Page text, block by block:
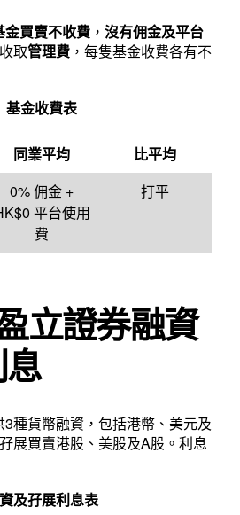
金買賣不收費 ， 沒有佣金及平台
取管理費 ，每隻基金收費各有不
基金收費表
同業平均
比平均
0% 佣金 +
平台使用
費
打平
立證券融資
種貨幣融資，包括港幣、美元及
展買賣港股、美股及A股。利息
及孖展利息表